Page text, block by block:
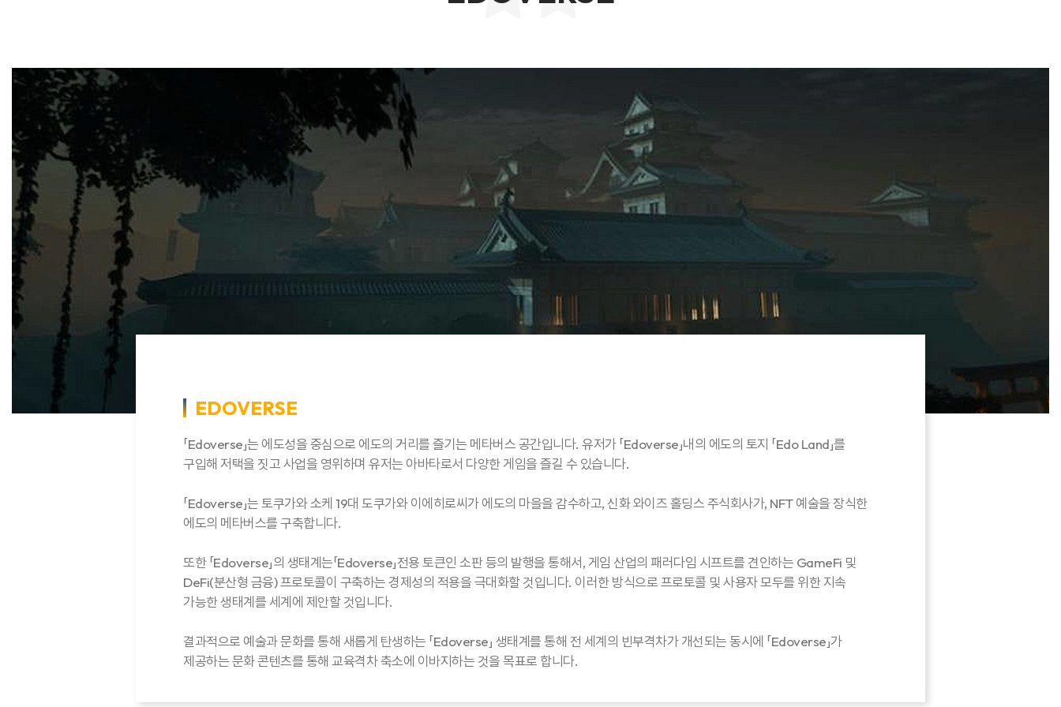
EDOVERSE
「Edoverse」는 에도성을 중심으로 에도의 거리를 즐기는 메타버스 공간입니다. 유저가 「Edoverse」내의 에도의 토지 「Edo Land」를
구입해 저택을 짓고 사업을 영위하며 유저는 아바타로서 다양한 게임을 즐길 수 있습니다.
「Edoverse」는 토쿠가와 소케 19대 도쿠가와 이에히로씨가 에도의 마을을 감수하고, 신화 와이즈 홀딩스 주식회사가, NFT 예술을 장식한
에도의 메타버스를 구축합니다.
또한 「Edoverse」의 생태계는「Edoverse」전용 토큰인 소판 등의 발행을 통해서, 게임 산업의 패러다임 시프트를 견인하는 GameFi 및
DeFi(분산형 금융) 프로토콜이 구축하는 경제성의 적용을 극대화할 것입니다. 이러한 방식으로 프로토콜 및 사용자 모두를 위한 지속
가능한 생태계를 세계에 제안할 것입니다.
결과적으로 예술과 문화를 통해 새롭게 탄생하는 「Edoverse」 생태계를 통해 전 세계의 빈부격차가 개선되는 동시에 「Edoverse」가
제공하는 문화 콘텐츠를 통해 교육격차 축소에 이바지하는 것을 목표로 합니다.